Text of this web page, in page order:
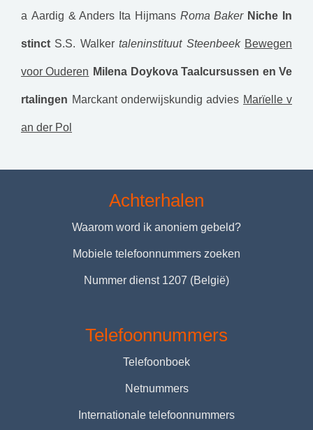
a Aardig & Anders Ita Hijmans Roma Baker Niche In
stinct S.S. Walker taleninstituut Steenbeek Bewegen
voor Ouderen Milena Doykova Taalcursussen en Ve
rtalingen Marckant onderwijskundig advies Marïelle v
an der Pol
Achterhalen
Waarom word ik anoniem gebeld?
Mobiele telefoonnummers zoeken
Nummer dienst 1207 (België)
Telefoonnummers
Telefoonboek
Netnummers
Internationale telefoonnummers